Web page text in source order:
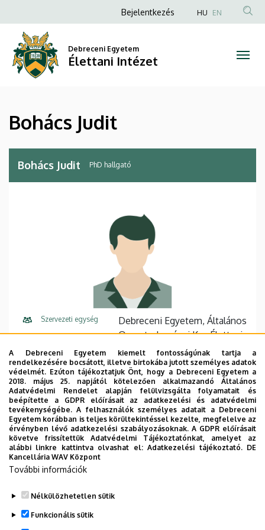
Judit
Élettani
Intézet
a
tartalomra
Anonim
fiók
menüje
Bejelentkezés HU EN
Debreceni Egyetem
Élettani Intézet
Bohács Judit
Bohács Judit PhD hallgató
Szervezeti egység
Debreceni Egyetem, Általános
Orvostudományi Kar, Élettani
Intézet
Központi telefonszám +36 52 411 600 55298
Cím
4032 Debrecen Nagyerdei
körút 98
Épület Elméleti négyszög, U épület
Emelet, ajtó
A Debreceni Egyetem kiemelt fontosságúnak tartja a
rendelkezésére bocsátott, illetve birtokába jutott személyes adatok
védelmét. Ezúton tájékoztatjuk Önt, hogy a Debreceni Egyetem a
2018. május 25. napjától kötelezően alkalmazandó Általános
Adatvédelmi Rendelet alapján felülvizsgálta folyamatait és
beépítette a GDPR előírásait az adatkezelési és adatvédelmi
tevékenységébe. A felhasználók személyes adatait a Debreceni
Egyetem korábban is teljes körültekintéssel kezelte, megfelelve az
érvényben lévő adatkezelési szabályozásoknak. A GDPR előírásait
követve frissítettük Adatvédelmi Tájékoztatónkat, amelyet az
alábbi linkre kattintva olvashat el:Adatkezelési tájékoztató. DE
Kancellária WAV Központ
További információk
Nélkülözhetetlen sütik
Funkcionális sütik